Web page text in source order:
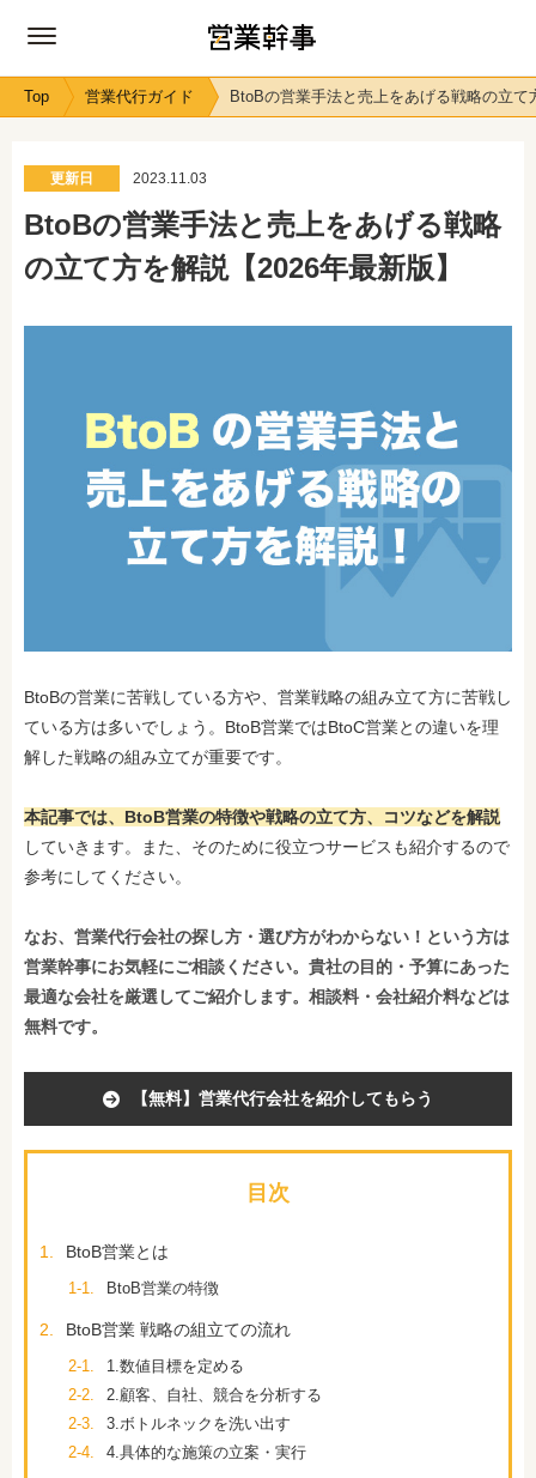
Top 営業代行ガイド BtoBの営業手法と売上をあげる戦略の立て
更新日 2023.11.03
BtoBの営業手法と売上をあげる戦略
の立て方を解説【2026年最新版】
BtoBの営業に苦戦している方や、営業戦略の組み立て方に苦戦し
ている方は多いでしょう。BtoB営業ではBtoC営業との違いを理
解した戦略の組み立てが重要です。
本記事では、BtoB営業の特徴や戦略の立て方、コツなどを解説
していきます。また、そのために役立つサービスも紹介するので
参考にしてください。
なお、営業代行会社の探し方・選び方がわからない！という方は
営業幹事にお気軽にご相談ください。貴社の目的・予算にあった
最適な会社を厳選してご紹介します。相談料・会社紹介料などは
無料です。
【無料】営業代行会社を紹介してもらう
目次
1. BtoB営業とは
1-1. BtoB営業の特徴
2. BtoB営業 戦略の組立ての流れ
2-1.
1.数値目標を定める
2-2.
2.顧客、自社、競合を分析する
2-3.
3.ボトルネックを洗い出す
2-4.
4.具体的な施策の立案・実行